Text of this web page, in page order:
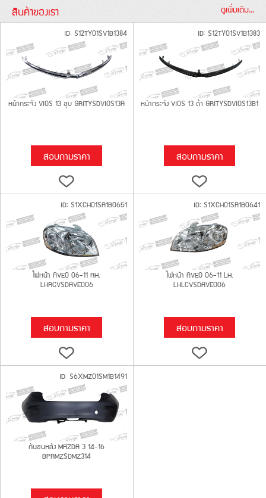
สินค้าของเรา ดูเพิ่มเติม...
ID: S12TY01SV1B1384
หน้ากระจัง VIOS 13 ชุบ GRITYSDVIOS13A
สอบถามราคา
ID: S12TY01SV1B1383
หน้ากระจัง VIOS 13 ดำ GRITYSDVIOS13B1
สอบถามราคา
ID: S1XCH01SA1B0651
ไฟหน้า AVEO 06-11 RH.
LHRCVSDAVEO06
สอบถามราคา
ID: S1XCH01SA1B0641
ไฟหน้า AVEO 06-11 LH.
LHLCVSDAVEO06
สอบถามราคา
ID: S6XMZ01SM1B1491
กันชนหลัง MAZDA 3 14-16
BPRMZSDMZ314